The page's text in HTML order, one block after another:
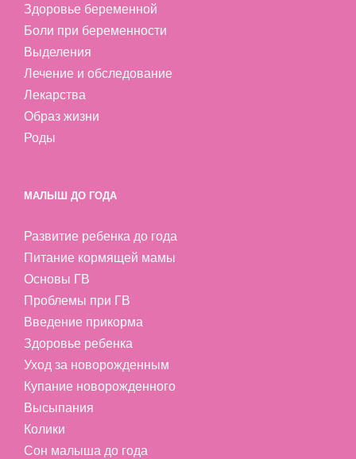
Здоровье беременной
Боли при беременности
Выделения
Лечение и обследование
Лекарства
Образ жизни
Роды
МАЛЫШ ДО ГОДА
Развитие ребенка до года
Питание кормящей мамы
Основы ГВ
Проблемы при ГВ
Введение прикорма
Здоровье ребенка
Уход за новорожденным
Купание новорожденного
Высыпания
Колики
Сон малыша до года